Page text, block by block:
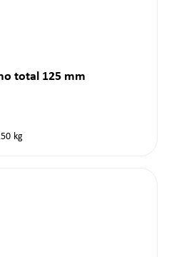
total 125 mm
kg